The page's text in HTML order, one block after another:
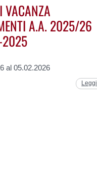
VACANZA
A.A. 2025/26
al 05.02.2026
Leggi